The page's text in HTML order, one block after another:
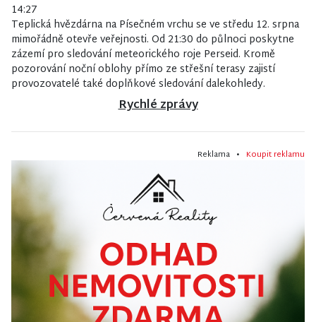
14:27
Teplická hvězdárna na Písečném vrchu se ve středu 12. srpna
mimořádně otevře veřejnosti. Od 21:30 do půlnoci poskytne
zázemí pro sledování meteorického roje Perseid. Kromě
pozorování noční oblohy přímo ze střešní terasy zajistí
provozovatelé také doplňkové sledování dalekohledy.
Rychlé zprávy
Reklama • Koupit reklamu